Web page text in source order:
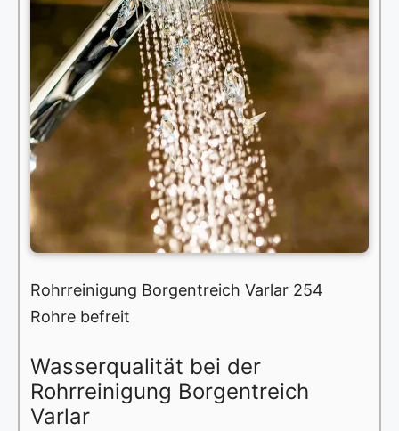
Rohrreinigung Borgentreich Varlar 254
Rohre befreit
Wasserqualität bei der
Rohrreinigung Borgentreich
Varlar